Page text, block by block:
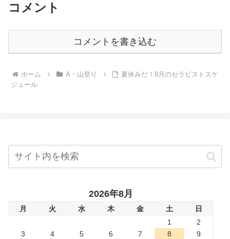
コメント
コメントを書き込む
ホーム A・山登り
夏休みだ！8月のセラピストスケ
ジュール
2026年8月
月 火 水 木 金 土
日
1
2
3
4 5 6 7 8
9